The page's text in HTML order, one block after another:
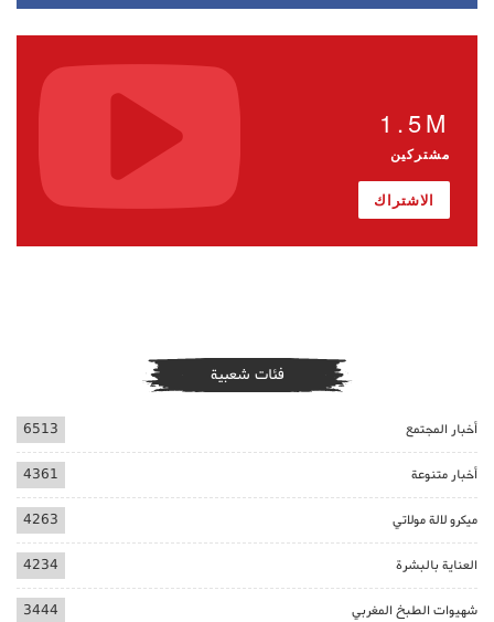
1.5M
مشتركين
الاشتراك
فئات شعبية
أخبار المجتمع 6513
أخبار متنوعة 4361
ميكرو لالة مولاتي 4263
العناية بالبشرة 4234
شهيوات الطبخ المغربي 3444